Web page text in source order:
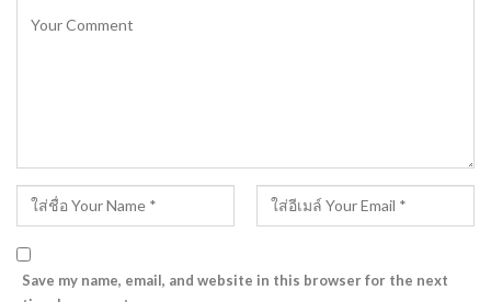
Save my name, email, and website in this browser for the next